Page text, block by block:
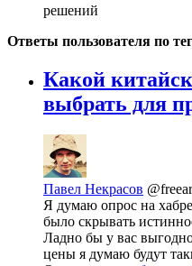
решений
Ответы пользователя по
Какой
выбрать для
Павел Некрасов
Я думаю опрос на
было скрывать
Ладно бы у вас
цены я думаю будут